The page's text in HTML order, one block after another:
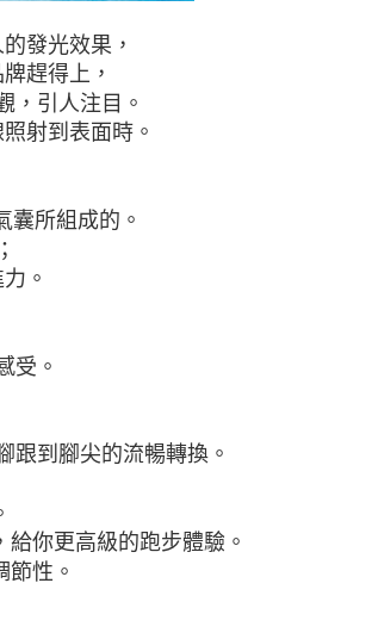
發光效果，
趕得上，
，引人注目。
射到表面時。
囊所組成的。
。
受。
跟到腳尖的流暢轉換。
給你更高級的跑步體驗。
節性。